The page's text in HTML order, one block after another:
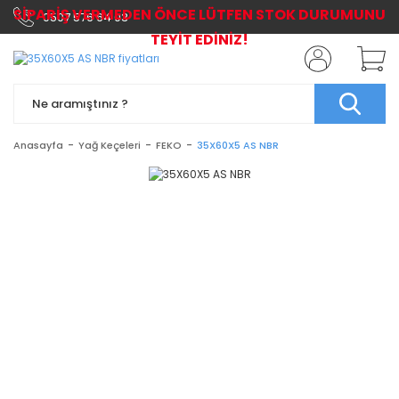
0507 576 64 03
Anasayfa Yağ Keçeleri FEKO 35X60X5 AS NBR
SİPARİŞ VERMEDEN ÖNCE LÜTFEN STOK DURUMUNU
TEYİT EDİNİZ!